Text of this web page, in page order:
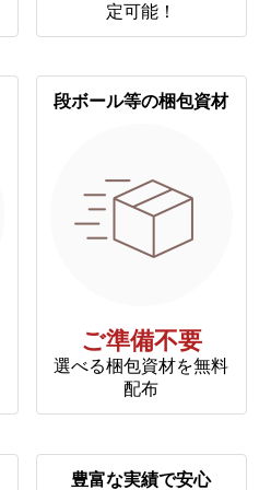
定可能！
段ボール等の梱包資材
ご準備不要
選べる梱包資材を無料
配布
豊富な実績で安心